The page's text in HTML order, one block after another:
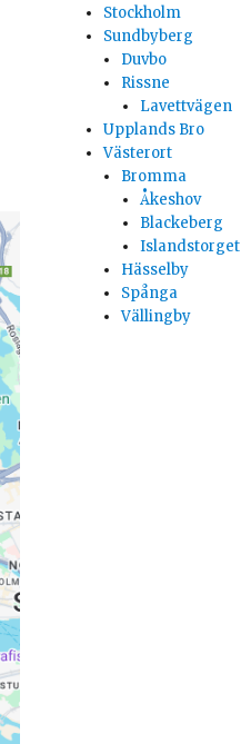
Stockholm
Sundbyberg
Duvbo
Rissne
Lavettvägen
Upplands Bro
Västerort
Bromma
Åkeshov
Blackeberg
Islandstorget
Hässelby
Spånga
Vällingby